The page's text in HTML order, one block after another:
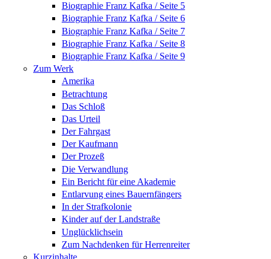
Biographie Franz Kafka / Seite 5
Biographie Franz Kafka / Seite 6
Biographie Franz Kafka / Seite 7
Biographie Franz Kafka / Seite 8
Biographie Franz Kafka / Seite 9
Zum Werk
Amerika
Betrachtung
Das Schloß
Das Urteil
Der Fahrgast
Der Kaufmann
Der Prozeß
Die Verwandlung
Ein Bericht für eine Akademie
Entlarvung eines Bauernfängers
In der Strafkolonie
Kinder auf der Landstraße
Unglücklichsein
Zum Nachdenken für Herrenreiter
Kurzinhalte